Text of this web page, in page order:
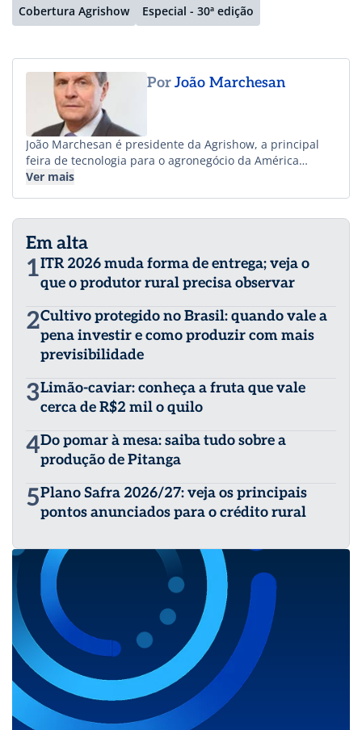
Cobertura Agrishow Especial - 30ª edição
PorJoão Marchesan
João Marchesan é presidente da Agrishow, a principal
feira de tecnologia para o agronegócio da América
Latina.
Ver mais
Em alta
1ITR 2026 muda forma de entrega; veja o
que o produtor rural precisa observar
2Cultivo protegido no Brasil: quando vale a
pena investir e como produzir com mais
previsibilidade
3Limão-caviar: conheça a fruta que vale
cerca de R$2 mil o quilo
4Do pomar à mesa: saiba tudo sobre a
produção de Pitanga
5Plano Safra 2026/27: veja os principais
pontos anunciados para o crédito rural